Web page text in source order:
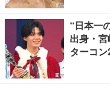
“日本一
出身・
ターコン